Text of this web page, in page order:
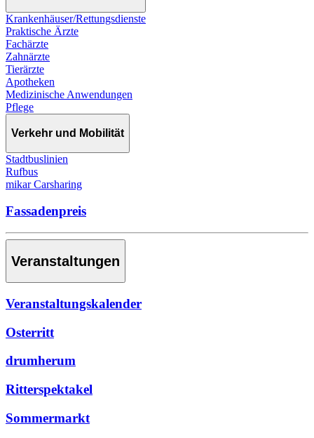
Krankenhäuser/Rettungsdienste
Praktische Ärzte
Fachärzte
Zahnärzte
Tierärzte
Apotheken
Medizinische Anwendungen
Pflege
Verkehr und Mobilität
Stadtbuslinien
Rufbus
mikar Carsharing
Fassadenpreis
Veranstaltungen
Veranstaltungskalender
Osterritt
drumherum
Ritterspektakel
Sommermarkt